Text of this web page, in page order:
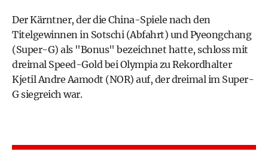
Der Kärntner, der die China-Spiele nach den
Titelgewinnen in Sotschi (Abfahrt) und Pyeongchang
(Super-G) als "Bonus" bezeichnet hatte, schloss mit
dreimal Speed-Gold bei Olympia zu Rekordhalter
Kjetil Andre Aamodt (NOR) auf, der dreimal im Super-
G siegreich war.